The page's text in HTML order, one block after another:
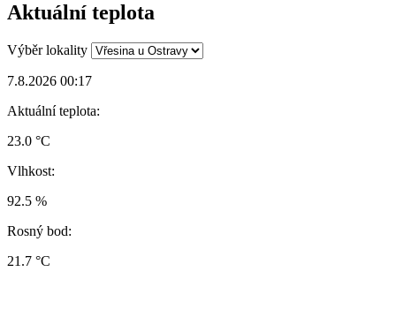
Aktuální teplota
Výběr lokality
7.8.2026 00:17
Aktuální teplota:
23.0 °C
Vlhkost:
92.5 %
Rosný bod:
21.7 °C